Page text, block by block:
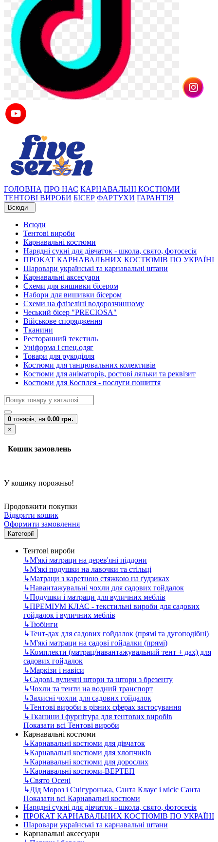
ГОЛОВНА ПРО НАС КАРНАВАЛЬНІ КОСТЮМИ
ТЕНТОВІ ВИРОБИ БІСЕР ФАРТУХИ ГАРАНТІЯ
Всюди
Всюди
Тентові вироби
Карнавальні костюми
Нарядні сукні для дівчаток - школа, свято, фотосесія
ПРОКАТ КАРНАВАЛЬНИХ КОСТЮМІВ ПО УКРАЇНІ
Шаровари українські та карнавальні штани
Карнавальні аксесуари
Схеми для вишивки бісером
Набори для вишивки бісером
Схеми на флізеліні водорозчинному
Чеський бісер "PRECIOSA"
Військове спорядження
Тканини
Ресторанний текстиль
Уніформа і спец.одяг
Товари для рукоділля
Костюми для танцювальних колективів
Костюми для аніматорів, ростові ляльки та реквізит
Костюми для Косплея - послуги пошиття
0 товарів, на 0.00 грн.
×
Кошик замовлень
У кошику порожньо!
Продовжити покупки
Відкрити кошик
Оформити замовлення
Категорії
Тентові вироби
↳М'які матраци на дерев'яні піддони
↳М'які подушки на лавочки та стільці
↳Матраци з каретною стяжкою на ґудзиках
↳Навантажувальні чохли для садових гойдалок
↳Подушки і матраци для вуличних меблів
↳ПРЕМІУМ КЛАС - текстильні вироби для садових
гойдалок і вуличних меблів
↳Тюбінги
↳Тент-дах для садових гойдалок (прямі та дугоподібні)
↳М'які матраци на садові гойдалки (прямі)
↳Комплекти (матрац/навантажувальний тент + дах) для
садових гойдалок
↳Маркізи і навіси
↳Садові, вуличні штори та штори з брезенту
↳Чохли та тенти на водний транспорт
↳Захисні чохли для садових гойдалок
↳Тентові вироби в різних сферах застосування
↳Тканини і фурнітура для тентових виробів
Показати всі Тентові вироби
Карнавальні костюми
↳Карнавальні костюми для дівчаток
↳Карнавальні костюми для хлопчиків
↳Карнавальні костюми для дорослих
↳Карнавальні костюми-ВЕРТЕП
↳Свято Осені
↳Дід Мороз і Снігуронька, Санта Клаус і місіс Санта
Показати всі Карнавальні костюми
Нарядні сукні для дівчаток - школа, свято, фотосесія
ПРОКАТ КАРНАВАЛЬНИХ КОСТЮМІВ ПО УКРАЇНІ
Шаровари українські та карнавальні штани
Карнавальні аксесуари